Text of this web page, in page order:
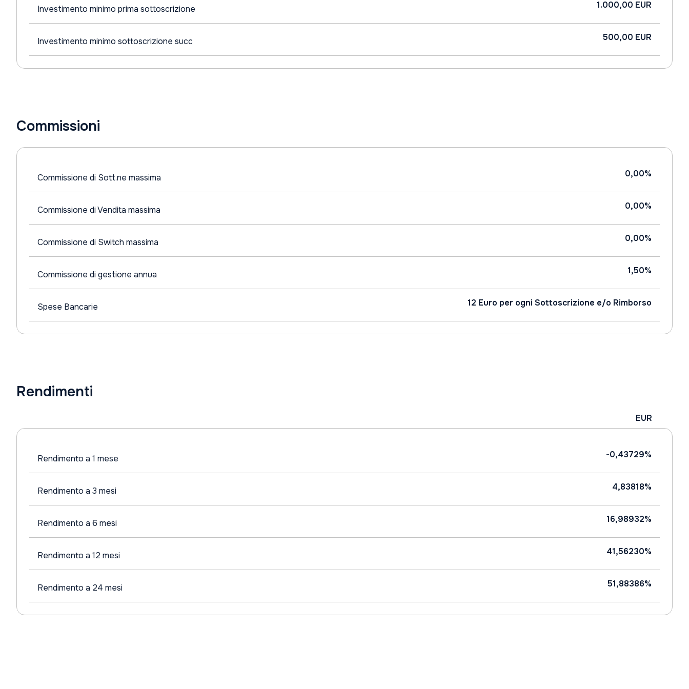
Investimento minimo prima sottoscrizione 1.000,00 EUR
Investimento minimo sottoscrizione succ 500,00 EUR
Commissioni
Commissione di Sott.ne massima 0,00%
Commissione di Vendita massima 0,00%
Commissione di Switch massima 0,00%
Commissione di gestione annua 1,50%
Spese Bancarie 12 Euro per ogni Sottoscrizione e/o Rimborso
Rendimenti
EUR
Rendimento a 1 mese -0,43729%
Rendimento a 3 mesi 4,83818%
Rendimento a 6 mesi 16,98932%
Rendimento a 12 mesi 41,56230%
Rendimento a 24 mesi 51,88386%